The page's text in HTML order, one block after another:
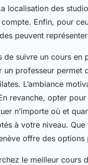
localisation des
Enfin, pour
peuvent
de suivre un cours
un professeur permet
L’ambiance
revanche, opter
n’importe où et
à votre niveau.
offre des
le meilleur cours